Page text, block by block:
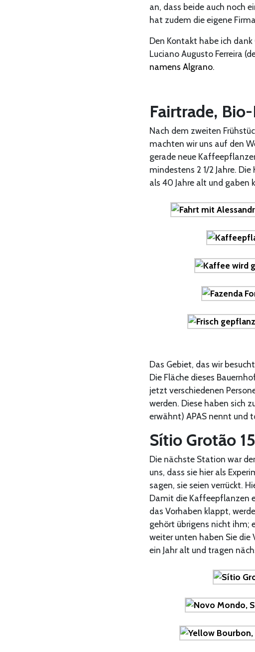
an, dass beide auch noch
hat zudem die eigene
Den Kontakt habe ich
Luciano Augusto Ferreira
namens Algrano.
Fairtrade,
Nach dem zweiten
machten wir uns auf den
gerade neue
mindestens 2 1/2 Jahre.
als 40 Jahre alt und gaben
Das Gebiet, das wir
Die Fläche dieses
jetzt verschiedenen
werden. Diese haben sich
erwähnt) APAS nennt und
Sítio Grotão
Die nächste Station war
uns, dass sie hier als
sagen, sie seien verrückt.
Damit die Kaffeepflanzen
das Vorhaben klappt,
gehört übrigens nicht ihm;
weiter unten haben Sie
ein Jahr alt und tragen